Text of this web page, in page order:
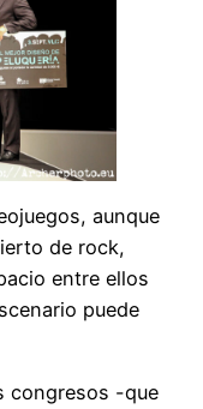
aunque
de rock,
entre ellos
puede
congresos -que